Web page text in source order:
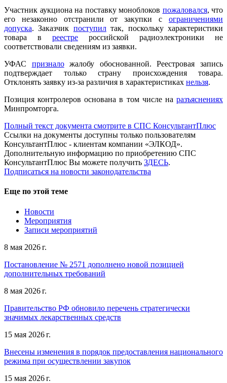
Участник аукциона на поставку моноблоков пожаловался, что
его незаконно отстранили от закупки с ограничениями
допуска. Заказчик поступилтак, поскольку характеристики
товара в реестре российской радиоэлектроники не
соответствовали сведениям из заявки.
УФАС призналожалобу обоснованной. Реестровая запись
подтверждает только страну происхождения товара.
Отклонять заявку из-за различия в характеристиках нельзя.
Позиция контролеров основана в том числе на разъяснениях
Минпромторга.
Полный текст документа смотрите в СПС КонсультантПлюс
Ссылки на документы доступны только пользователям
КонсультантПлюс - клиентам компании «ЭЛКОД».
Дополнительную информацию по приобретению СПС
КонсультантПлюс Вы можете получить ЗДЕСЬ.
Подписаться на новости законодательства
Еще по этой теме
Новости
Мероприятия
Записи мероприятий
8 мая 2026 г.
Постановление № 2571 дополнено новой позицией
дополнительных требований
8 мая 2026 г.
Правительство РФ обновило перечень стратегически
значимых лекарственных средств
15 мая 2026 г.
Внесены изменения в порядок предоставления национального
режима при осуществлении закупок
15 мая 2026 г.